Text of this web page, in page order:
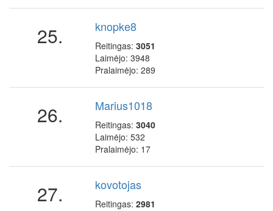
25. knopke8
Reitingas: 3051
Laimėjo: 3948
Pralaimėjo: 289
26. Marius1018
Reitingas: 3040
Laimėjo: 532
Pralaimėjo: 17
27. kovotojas
Reitingas: 2981